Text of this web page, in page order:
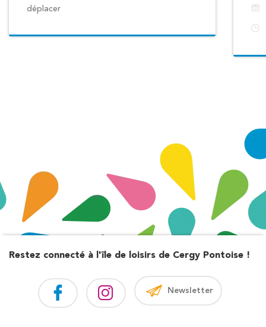
déplacer
Restez connecté à l'île de loisirs de Cergy Pontoise !
Newsletter